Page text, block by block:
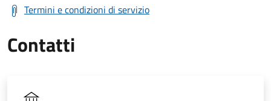
Termini e condizioni di servizio
Contatti